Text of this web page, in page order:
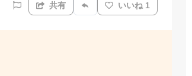
共有 いいね 1